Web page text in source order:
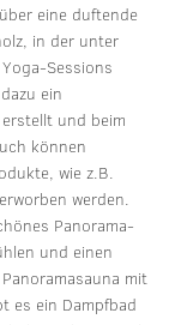
eine duftende
in der unter
Sessions
ein
und beim
können
wie z.B.
werden.
Panorama-
und einen
mit
es ein Dampfbad